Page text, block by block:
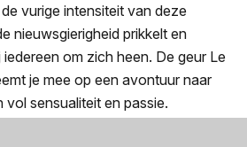
vurige intensiteit van deze
nieuwsgierigheid prikkelt en
om zich heen. De geur Le
je mee op een avontuur naar
sensualiteit en passie.